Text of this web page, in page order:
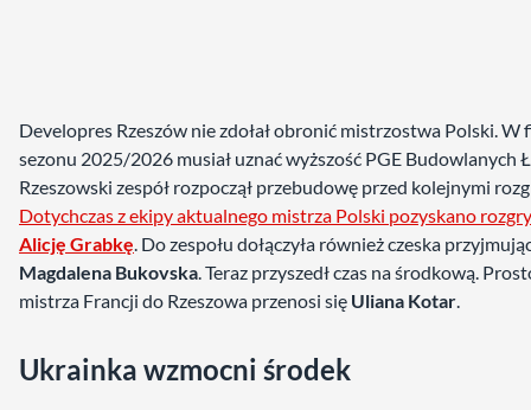
Developres Rzeszów nie zdołał obronić mistrzostwa Polski. W
sezonu 2025/2026 musiał uznać wyższość PGE Budowlanych
Rzeszowski zespół rozpoczął przebudowę przed kolejnymi
Dotychczas z ekipy aktualnego mistrza Polski pozyskano
Alicję Grabkę. Do zespołu dołączyła również czeska
Magdalena Bukovska. Teraz przyszedł czas na środkową.
mistrza Francji do Rzeszowa przenosi się Uliana Kotar.
Ukrainka wzmocni środek